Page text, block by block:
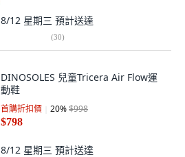
8/12 星期三 預計送達
(30)
DINOSOLES 兒童Tricera Air Flow運
動鞋
首購折扣價 20%$998
$798
8/12 星期三 預計送達